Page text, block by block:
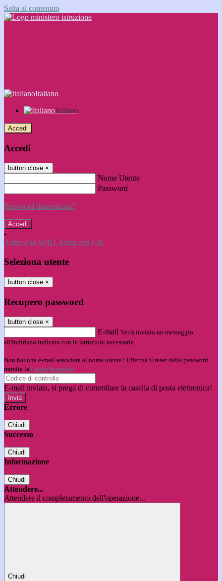
Salta al contenuto
Italiano
Italiano
Accedi
Accedi
button close ×
Nome Utente
Password
Password dimenticata?
-
Entra con SPID Entra con CIE
Seleziona utente
button close ×
Recupero password
button close ×
E-mail Verrà inviato un messaggio
all'indirizzo indicato con le istruzioni necessarie.
Non hai una e-mail associata al nome utente? Effettua il reset della password
tramite la Login Spaggiari
E-mail inviata, si prega di controllare la casella di posta elettronica!
Errore
Chiudi
Successo
Chiudi
Informazione
Chiudi
Attendere...
Attendere il completamento dell'operazione...
Chiudi